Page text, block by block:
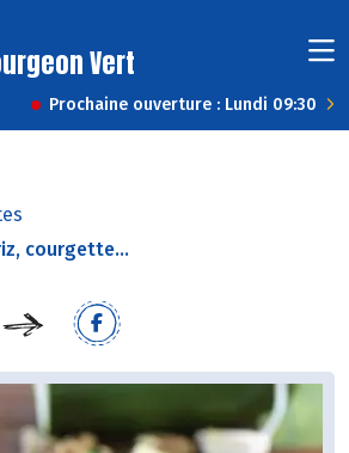
Vert
Prochaine ouverture : Lundi 09:30
courgette...